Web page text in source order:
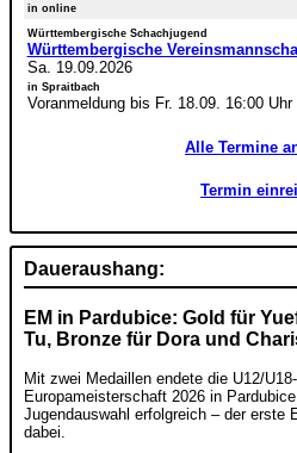
in online
Württembergische Schachjugend
Württembergische
Sa. 19.09.2026
in Spraitbach
Voranmeldung bis Fr. 18.09. 16:00 Uhr
Alle Termine
Termin
Daueraushang:
EM in Pardubice: Gold für
Tu, Bronze für Dora und
Mit zwei Medaillen endete die U12/
Europameisterschaft 2026 in
Jugendauswahl erfolgreich – der erste
dabei.